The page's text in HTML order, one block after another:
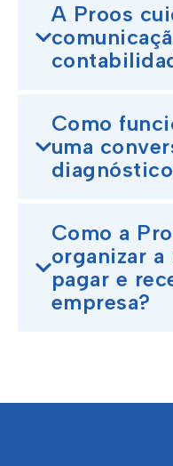
A Proos
Como
uma
Como a
organizar
pagar e
empresa?